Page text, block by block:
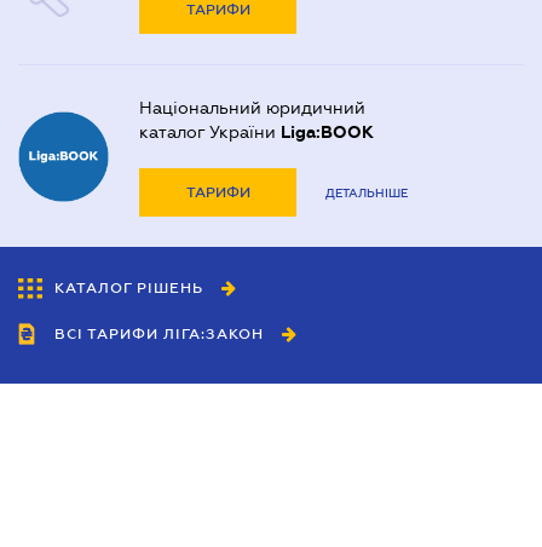
ТАРИФИ
Національний юридичний
каталог України Liga:BOOK
ТАРИФИ ДЕТАЛЬНІШЕ
КАТАЛОГ РІШЕНЬ
ВСІ ТАРИФИ ЛІГА:ЗАКОН